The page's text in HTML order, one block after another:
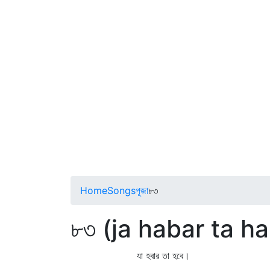
HomeSongsপূজা৮৩
৮৩ (ja habar ta
যা হবার তা হবে।